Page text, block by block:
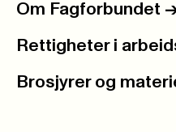
Om Fagforbundet -
Rettigheter i
Brosjyrer og